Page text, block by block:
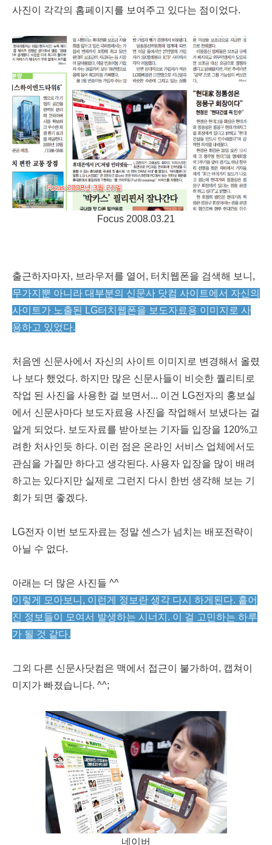
사진이 각각의 홈페이지를 보여주고 있다는 점이었다.
Focus 2008.03.21
출근하자마자, 브라우저를 열어, 터치웹폰을 검색해 보니,
무가지뿐 아니라 대부분의 신문사 닷컴 사이트에서 자신의
사이트가 노출된 LG터치웹폰을 보도자료용 이미지로 사
용하고 있었다.
처음엔 신문사에서 자신의 사이트 이미지로 변경해서 올렸
나 보다 했었다. 하지만 많은 신문사들이 비슷한 퀄리티로
작업 된 사진을 사용한 걸 보면서... 이건 LG전자의 홍보실
에서 신문사마다 보도자료용 사진을 작업해서 보냈다는 걸
알게 되었다. 보도자료를 받아보는 기자들 입장을 120%고
려한 처사인듯 하다. 이런 점은 온라인 서비스 업체에서도
관심을 가질만 하다고 생각된다. 사용자 입장을 많이 배려
하고는 있다지만 실제로 그런지 다시 한번 생각해 보는 기
회가 되면 좋겠다.
LG전자 이번 보도자료는 정말 센스가 넘치는 배포전략이
아닐 수 없다.
아래는 더 많은 사진들 ^^
이렇게 모아보니, 이런게 정보란 생각 다시 하게된다. 흩어
진 정보들이 모여서 발생하는 시너지. 이 걸 고민하는 하루
가 될 것 같다.
그외 다른 신문사닷컴은 맥에서 접근이 불가하여, 캡쳐이
미지가 빠졌습니다. ^^;
네이버